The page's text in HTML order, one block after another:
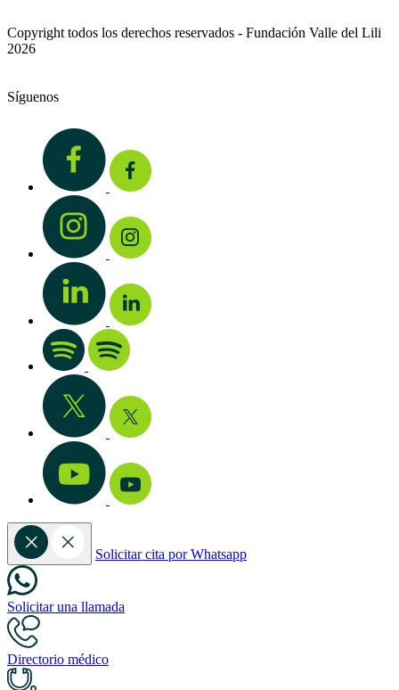
Copyright todos los derechos reservados - Fundación Valle del Lili
2026
Síguenos
Solicitar cita por Whatsapp
Solicitar una llamada
Directorio médico